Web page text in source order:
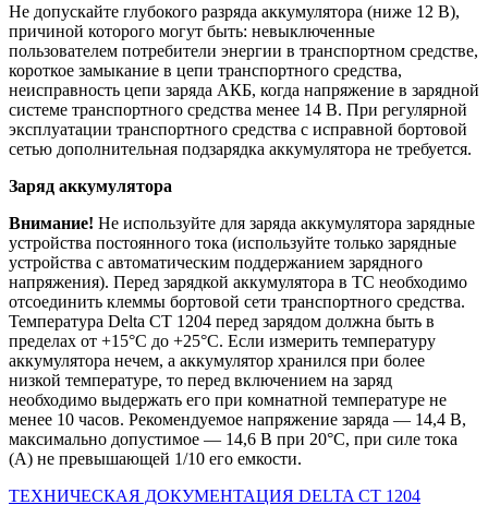
Не допускайте глубокого разряда аккумулятора (ниже 12 В),
причиной которого могут быть: невыключенные
пользователем потребители энергии в транспортном средстве,
короткое замыкание в цепи транспортного средства,
неисправность цепи заряда АКБ, когда напряжение в зарядной
системе транспортного средства менее 14 В. При регулярной
эксплуатации транспортного средства с исправной бортовой
сетью дополнительная подзарядка аккумулятора не требуется.
Заряд аккумулятора
Внимание! Не используйте для заряда аккумулятора зарядные
устройства постоянного тока (используйте только зарядные
устройства с автоматическим поддержанием зарядного
напряжения). Перед зарядкой аккумулятора в ТС необходимо
отсоединить клеммы бортовой сети транспортного средства.
Температура Delta CT 1204 перед зарядом должна быть в
пределах от +15°С до +25°С. Если измерить температуру
аккумулятора нечем, а аккумулятор хранился при более
низкой температуре, то перед включением на заряд
необходимо выдержать его при комнатной температуре не
менее 10 часов. Рекомендуемое напряжение заряда — 14,4 В,
максимально допустимое — 14,6 В при 20°С, при силе тока
(А) не превышающей 1/10 его емкости.
ТЕХНИЧЕСКАЯ ДОКУМЕНТАЦИЯ DELTA CT 1204